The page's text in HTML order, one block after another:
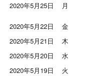
2020年5月25日 月
2020年5月22日 金
2020年5月21日
木
2020年5月20日
水
2020年5月19日
火